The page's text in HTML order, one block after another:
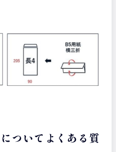
ついてよくある質